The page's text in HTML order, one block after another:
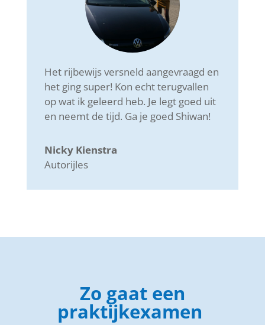
Het rijbewijs versneld aangevraagd en
het ging super! Kon echt terugvallen
op wat ik geleerd heb. Je legt goed uit
en neemt de tijd. Ga je goed Shiwan!
Nicky Kienstra
Autorijles
Zo gaat een
praktijkexamen